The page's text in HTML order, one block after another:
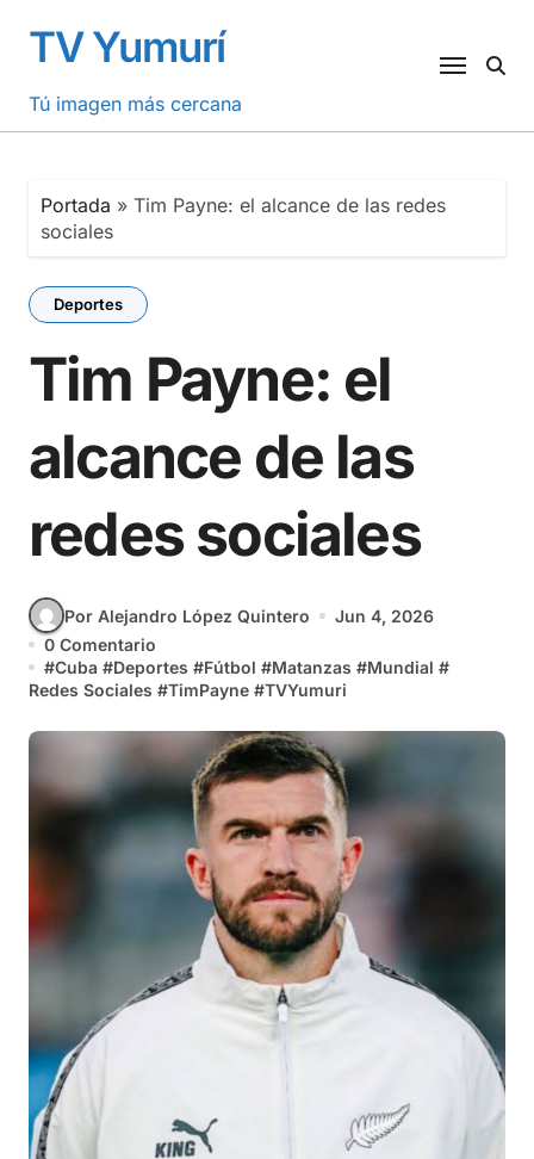
contenido
TV Yumurí
Tú imagen más cercana
Portada » Tim Payne: el alcance de las redes
sociales
Deportes
Tim Payne: el
alcance de las
redes sociales
Por Alejandro López Quintero
Jun 4, 2026
0 Comentario
#Cuba #Deportes #Fútbol #Matanzas #Mundial #
Redes Sociales #TimPayne #TVYumuri